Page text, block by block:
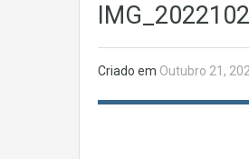
Criado em Outubro 21,